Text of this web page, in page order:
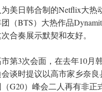
美日韩合制的Netflix大热
（BTS）大热作品
合奏展示默契和友好。
第3次会面，在去年10月
谈时提议以高市家乡奈
G20）峰会二人再有非正